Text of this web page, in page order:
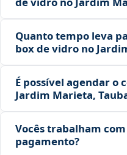
Quanto tempo leva
box de vidro no
É possível agendar o
Jardim Marieta,
Vocês trabalham
pagamento?